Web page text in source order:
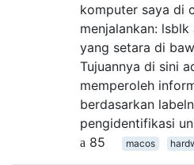
komputer saya di
menjalankan:
yang setara di
Tujuannya di sini
memperoleh
berdasarkan
pengidentifikasi
85
macos